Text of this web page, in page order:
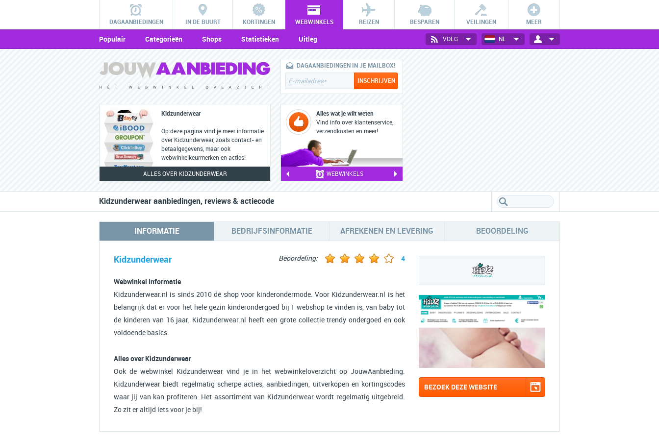
DAGAANBIEDINGEN IN DE BUURT KORTINGEN WEBWINKELS REIZEN BESPAREN VEILINGEN MEER
Populair Categorieën Shops Statistieken Uitleg NL
VOLG
Kidzunderwear
Op deze pagina vind je meer informatie
over Kidzunderwear, zoals contact- en
betaalgegevens, maar ook
webwinkelkeurmerken en acties!
ALLES OVER KIDZUNDERWEAR
DAGAANBIEDINGEN IN JE MAILBOX!
Alles wat je wilt weten
Vind info over klantenservice,
verzendkosten en meer!
WEBWINKELS
Kidzunderwear aanbiedingen, reviews & actiecode
INFORMATIE BEDRIJFSINFORMATIE AFREKENEN EN LEVERING BEOORDELING
Kidzunderwear Beoordeling: 4
Webwinkel informatie
Kidzunderwear.nl is sinds 2010 dé shop voor kinderondermode. Voor Kidzunderwear.nl is het
belangrijk dat er voor het hele gezin kinderondergoed bij 1 webshop te vinden is, van baby tot
de kinderen van 16 jaar. Kidzunderwear.nl heeft een grote collectie trendy ondergoed en ook
voldoende basics.
Alles over Kidzunderwear
Ook de webwinkel Kidzunderwear vind je in het webwinkeloverzicht op JouwAanbieding.
Kidzunderwear biedt regelmatig scherpe acties, aanbiedingen, uitverkopen en kortingscodes
waar jij van kan profiteren. Het assortiment van Kidzunderwear wordt regelmatig uitgebreid.
Zo zit er altijd iets voor je bij!
BEZOEK DEZE WEBSITE